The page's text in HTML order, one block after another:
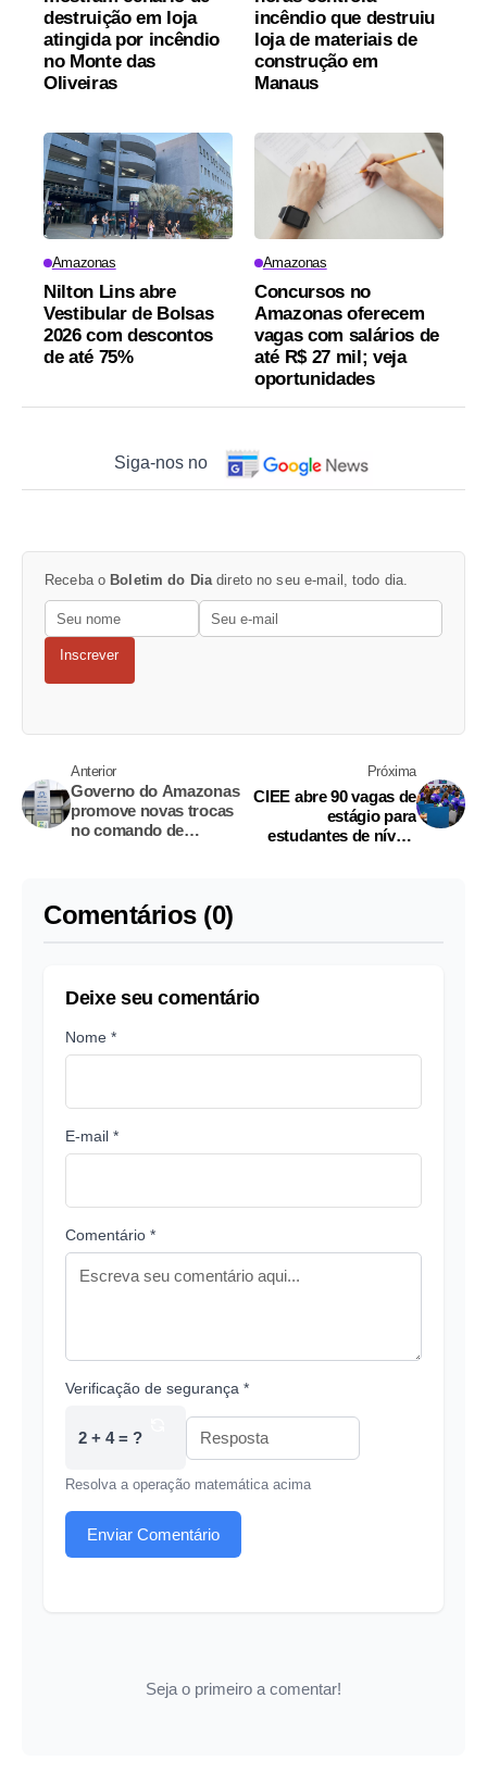
destruição em loja
atingida por incêndio
no Monte das
Oliveiras
incêndio que destruiu
loja de materiais de
construção em
Manaus
Amazonas
Nilton Lins abre
Vestibular de Bolsas
2026 com descontos
de até 75%
Amazonas
Concursos no
Amazonas oferecem
vagas com salários de
até R$ 27 mil; veja
oportunidades
Siga-nos no
Receba o Boletim do Dia direto no seu e-mail, todo dia.
Inscrever
Anterior
Governo do Amazonas
promove novas trocas
no comando de
Próxima
CIEE abre 90 vagas de
estágio para
estudantes de níveis
Comentários (0)
Deixe seu comentário
Nome *
E-mail *
Comentário *
Verificação de segurança *
2 + 4 = ?
Resolva a operação matemática acima
Enviar Comentário
Seja o primeiro a comentar!